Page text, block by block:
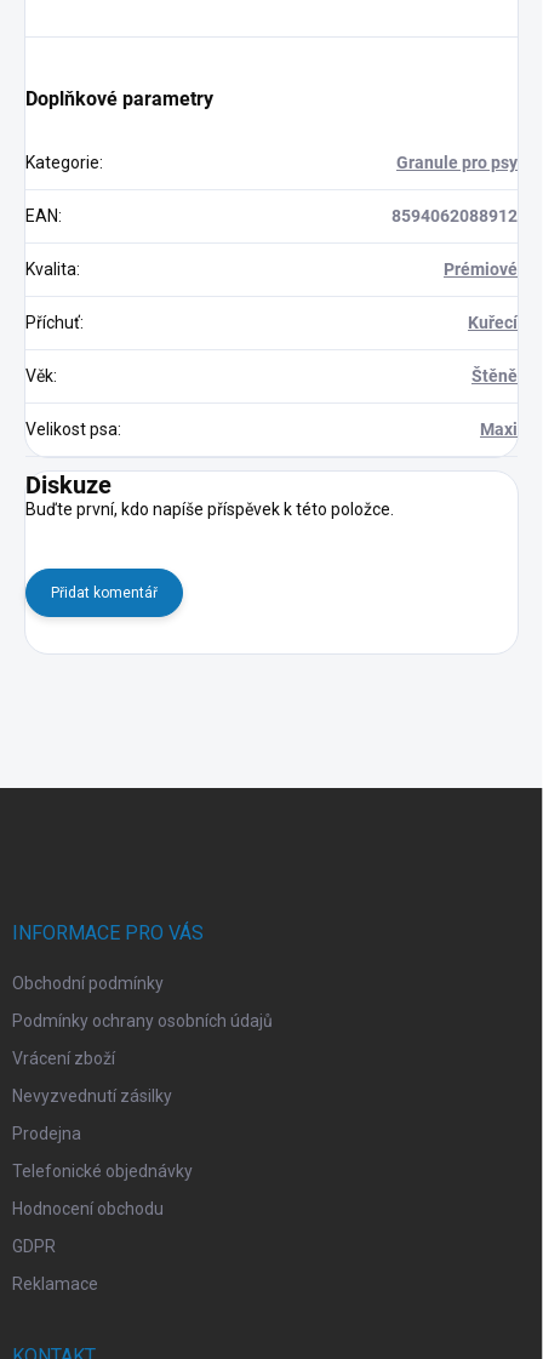
Doplňkové parametry
Kategorie: Granule pro psy
EAN: 8594062088912
Kvalita: Prémiové
Příchuť: Kuřecí
Věk: Štěně
Velikost psa: Maxi
Diskuze
Buďte první, kdo napíše příspěvek k této položce.
Přidat komentář
INFORMACE PRO VÁS
Obchodní podmínky
Podmínky ochrany osobních údajů
Vrácení zboží
Nevyzvednutí zásilky
Prodejna
Telefonické objednávky
Hodnocení obchodu
GDPR
Reklamace